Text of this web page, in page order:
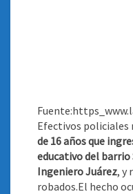
Efectivos policiales
de 16 años que
educativo del barrio
Ingeniero Juárez, y
robados.El hecho